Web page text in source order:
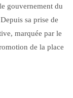
gouvernement du
sa prise de
marquée par le
de la place